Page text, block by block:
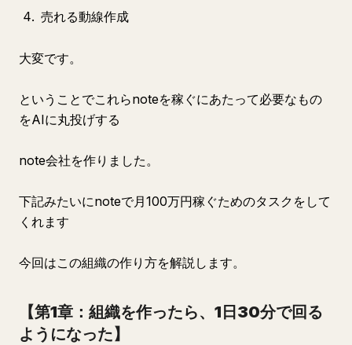
売れる動線作成
大変です。
ということでこれらnoteを稼ぐにあたって必要なもの
をAIに丸投げする
note会社を作りました。
下記みたいにnoteで月100万円稼ぐためのタスクをして
くれます
今回はこの組織の作り方を解説します。
【第1章：組織を作ったら、1日30分で回る
ようになった】